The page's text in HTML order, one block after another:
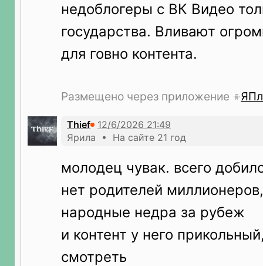
недоблогеры с ВК Видео
государства. Вливают
для говно контента.
Размещено через приложение
Thief
Ярила • На сайте 21 год
молодец чувак. всего
нет родителей
народные недра за рубеж
и контент у него
смотреть